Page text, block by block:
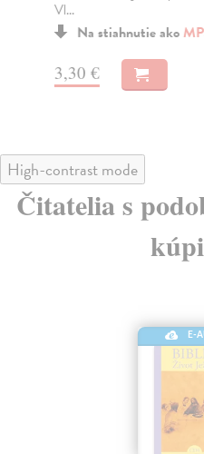
Vl...
Na stiahnutie ako
3,30 €
High-contrast mode
Čitatelia s
E-